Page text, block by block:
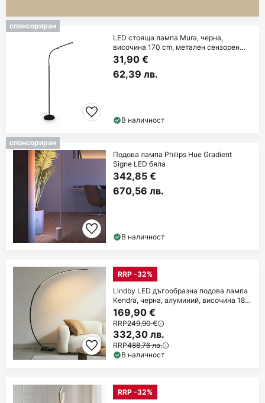
спонсориран
LED стояща лампа Mura, черна,
височина 170 cm, метален сензорен
димер
31,90 €
62,39 лв.
В наличност
спонсориран
Подова лампа Philips Hue Gradient
Signe LED бяла
342,85 €
670,56 лв.
В наличност
RRP -32%
Lindby LED дъгообразна подова лампа
Kendra, черна, алуминий, височина 180
см
169,90 €
RRP249,90 €
332,30 лв.
RRP488,76 лв.
В наличност
RRP -32%